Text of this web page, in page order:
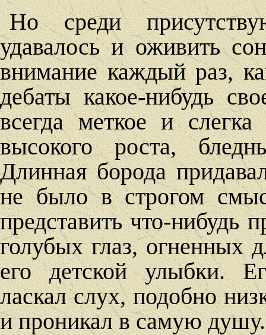
Но среди
удавалось и оживить
внимание каждый раз,
дебаты какое-нибудь
всегда меткое и
высокого роста,
Длинная борода
не было в строгом
представить что-нибудь
голубых глаз, огненных
его детской улыбки.
ласкал слух, подобно
и проникал в самую душу.